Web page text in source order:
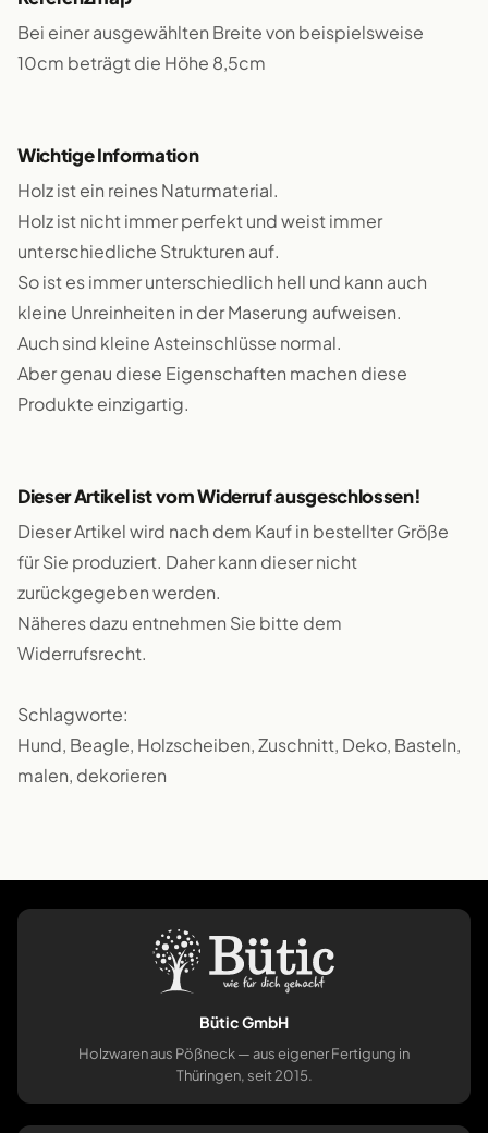
Bei einer ausgewählten Breite von beispielsweise
10cm beträgt die Höhe 8,5cm
Wichtige Information
Holz ist ein reines Naturmaterial.
Holz ist nicht immer perfekt und weist immer
unterschiedliche Strukturen auf.
So ist es immer unterschiedlich hell und kann auch
kleine Unreinheiten in der Maserung aufweisen.
Auch sind kleine Asteinschlüsse normal.
Aber genau diese Eigenschaften machen diese
Produkte einzigartig.
Dieser Artikel ist vom Widerruf ausgeschlossen!
Dieser Artikel wird nach dem Kauf in bestellter Größe
für Sie produziert. Daher kann dieser nicht
zurückgegeben werden.
Näheres dazu entnehmen Sie bitte dem
Widerrufsrecht.
Schlagworte:
Hund, Beagle, Holzscheiben, Zuschnitt, Deko, Basteln,
malen, dekorieren
Bütic GmbH
Holzwaren aus Pößneck — aus eigener Fertigung in
Thüringen, seit 2015.